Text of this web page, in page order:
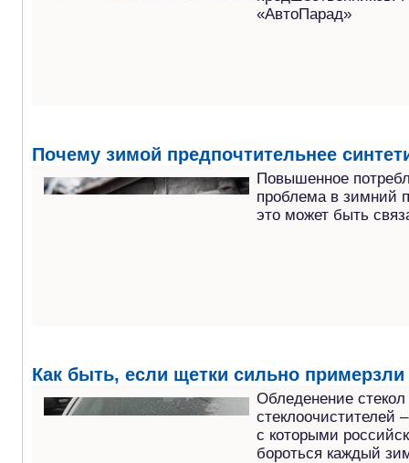
«АвтоПарад»
Почему зимой предпочтительнее
Повышенное
проблема в зимний
это может быть
Как быть, если щетки сильно примерзли
Обледенение
стеклоочистителей
с которыми
бороться каждый